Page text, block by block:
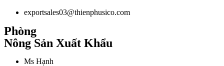
exportsales03@thienphusico.com
Phòng
Nông Sản Xuất Khẩu
Ms Hạnh